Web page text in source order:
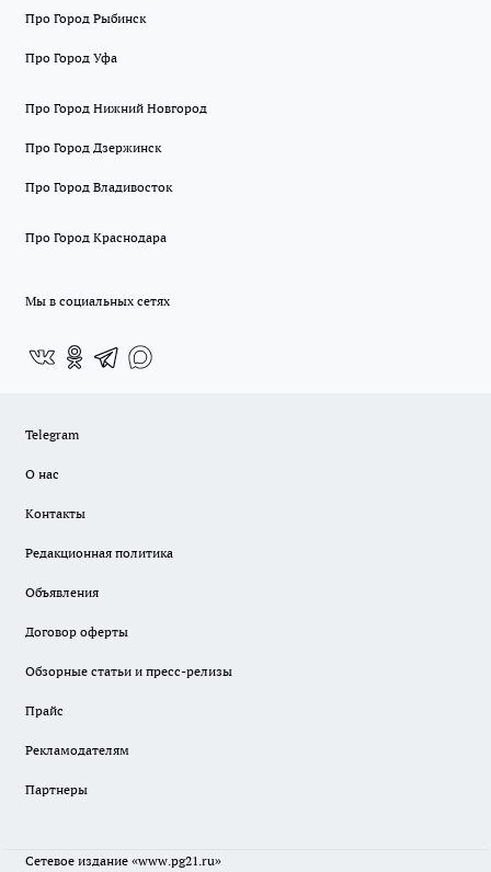
Про Город Рыбинск
Про Город Уфа
Про Город Нижний Новгород
Про Город Дзержинск
Про Город Владивосток
Про Город Краснодара
Мы в социальных сетях
Telegram
О нас
Контакты
Редакционная политика
Объявления
Договор оферты
Обзорные статьи и пресс-релизы
Прайс
Рекламодателям
Партнеры
Сетевое издание «www.pg21.ru»